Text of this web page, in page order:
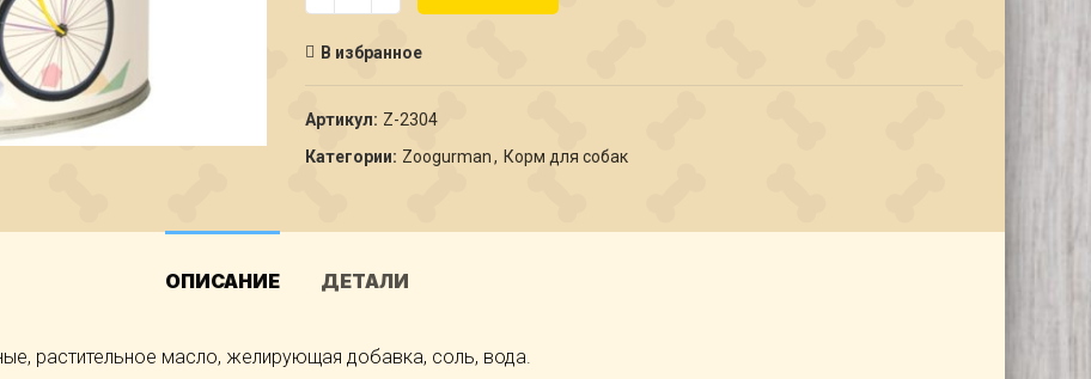
В избранное
Артикул: Z-2304
Категории: Zoogurman, Корм для собак
ОПИСАНИЕ ДЕТАЛИ
растительное масло, желирующая добавка, соль, вода.